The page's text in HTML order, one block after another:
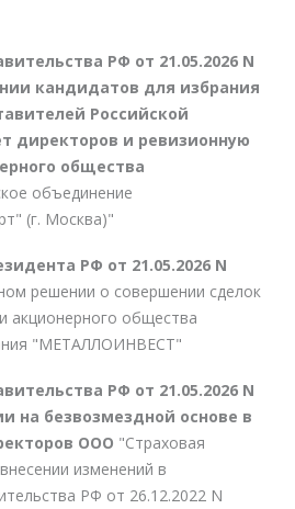
РФ от 21.05.2026 N
кандидатов для избрания
Российской
директоров и ревизионную
общества
объединение
(г. Москва)"
РФ от 21.05.2026 N
решении о совершении сделок
акционерного общества
"МЕТАЛЛОИНВЕСТ"
РФ от 21.05.2026 N
на безвозмездной основе в
ООО "Страховая
изменений в
РФ от 26.12.2022 N